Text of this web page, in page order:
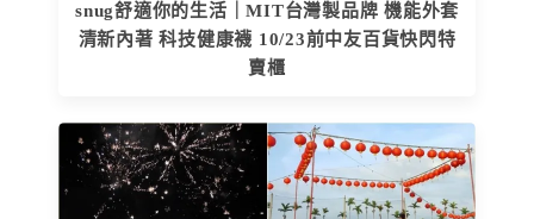
snug舒適你的生活｜MIT台灣製品牌 機能外套
清新內著 科技健康襪 10/23前中友百貨快閃特
賣櫃